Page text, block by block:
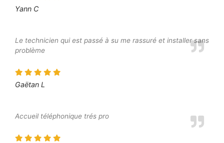
Yann C
Le technicien qui est passé à su me rassuré et installer sans
problème
Gaëtan L
Accueil téléphonique trés pro